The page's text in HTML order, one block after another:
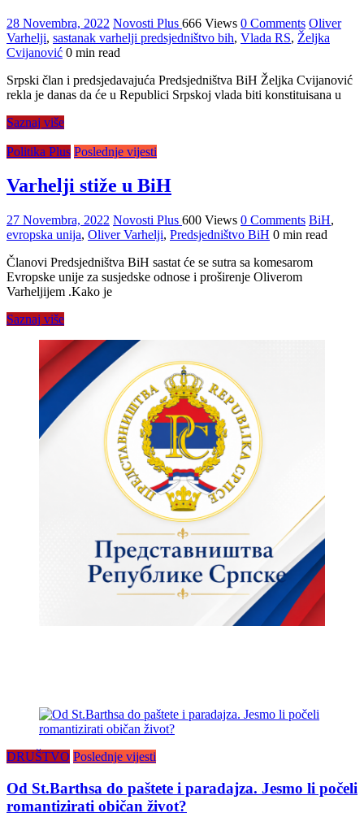
28 Novembra, 2022 Novosti Plus 666 Views 0 Comments Oliver
Varhelji, sastanak varhelji predsjedništvo bih, Vlada RS, Željka
Cvijanović 0 min read
Srpski član i predsjedavajuća Predsjedništva BiH Željka Cvijanović
rekla je danas da će u Republici Srpskoj vlada biti konstituisana u
Saznaj više
Politika Plus Poslednje vijesti
Varhelji stiže u BiH
27 Novembra, 2022 Novosti Plus 600 Views 0 Comments BiH,
evropska unija, Oliver Varhelji, Predsjedništvo BiH 0 min read
Članovi Predsjedništva BiH sastat će se sutra sa komesarom
Evropske unije za susjedske odnose i proširenje Oliverom
Varheljijem .Kako je
Saznaj više
DRUŠTVO Poslednje vijesti
Od St.Barthsa do paštete i paradajza. Jesmo li počeli
romantizirati običan život?